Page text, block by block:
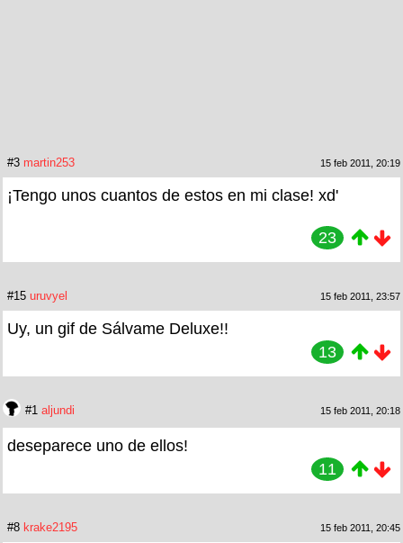
#3 martin253 15 feb 2011, 20:19
¡Tengo unos cuantos de estos en mi clase! xd'
23
#15 uruvyel 15 feb 2011, 23:57
Uy, un gif de Sálvame Deluxe!!
13
#1 aljundi 15 feb 2011, 20:18
deseparece uno de ellos!
11
#8 krake2195 15 feb 2011, 20:45